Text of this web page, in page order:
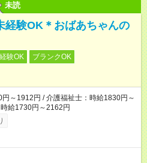
未読
経験OK＊おばあちゃんの
験OK
ブランクOK
～1912円 / 介護福祉士：時給1830円～
給1730円～2162円